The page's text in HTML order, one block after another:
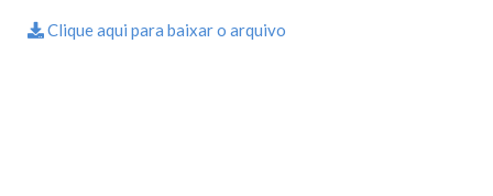
Clique aqui para baixar o arquivo